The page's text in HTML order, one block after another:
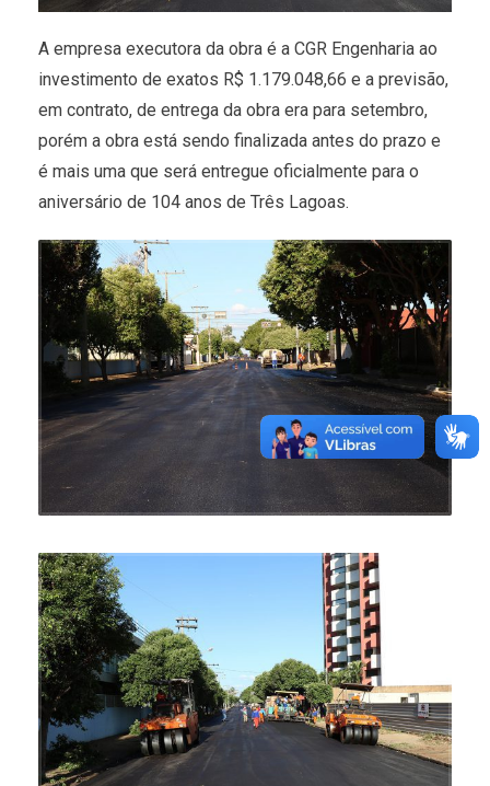
A empresa executora da obra é a CGR Engenharia ao
investimento de exatos R$ 1.179.048,66 e a previsão,
em contrato, de entrega da obra era para setembro,
porém a obra está sendo finalizada antes do prazo e
é mais uma que será entregue oficialmente para o
aniversário de 104 anos de Três Lagoas.